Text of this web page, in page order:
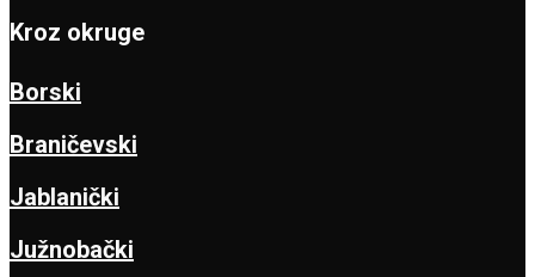
Kroz okruge
Borski
Braničevski
Jablanički
Južnobački